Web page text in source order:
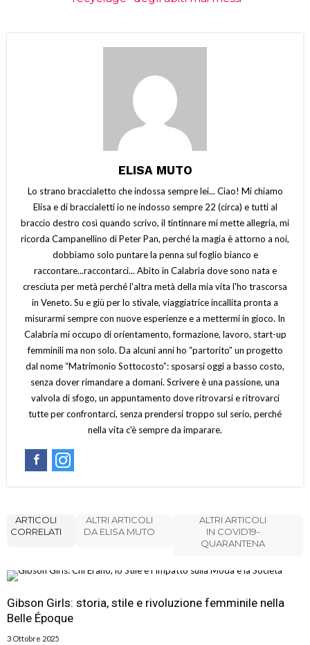
ELISA MUTO
Lo strano braccialetto che indossa sempre lei... Ciao! Mi chiamo
Elisa e di braccialetti io ne indosso sempre 22 (circa) e tutti al
braccio destro così quando scrivo, il tintinnare mi mette allegria, mi
ricorda Campanellino di Peter Pan, perché la magia è attorno a noi,
dobbiamo solo puntare la penna sul foglio bianco e
raccontare...raccontarci... Abito in Calabria dove sono nata e
cresciuta per metà perché l'altra metà della mia vita l'ho trascorsa
in Veneto. Su e giù per lo stivale, viaggiatrice incallita pronta a
misurarmi sempre con nuove esperienze e a mettermi in gioco. In
Calabria mi occupo di orientamento, formazione, lavoro, start-up
femminili ma non solo. Da alcuni anni ho “partorito” un progetto
dal nome “Matrimonio Sottocosto”: sposarsi oggi a basso costo,
senza dover rimandare a domani. Scrivere è una passione, una
valvola di sfogo, un appuntamento dove ritrovarsi e ritrovarci
tutte per confrontarci, senza prendersi troppo sul serio, perché
nella vita c'è sempre da imparare.
ARTICOLI
CORRELATI
ALTRI ARTICOLI
DA ELISA MUTO
ALTRI ARTICOLI
IN COVID19-
QUARANTENA
Gibson Girls: storia, stile e rivoluzione femminile nella
Belle Époque
3 Ottobre 2025